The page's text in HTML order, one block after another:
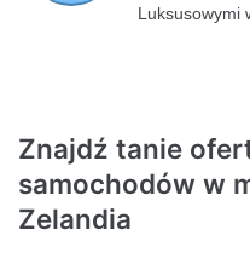
Luksusowymi
Znajdź tanie
samochodów w
Zelandia